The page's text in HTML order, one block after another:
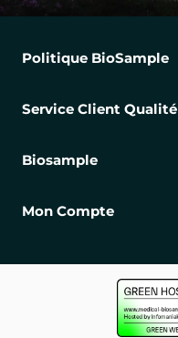
Politique BioSample
Service Client Qualité
Biosample
Mon Compte